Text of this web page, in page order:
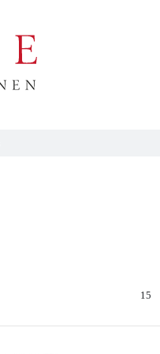
15